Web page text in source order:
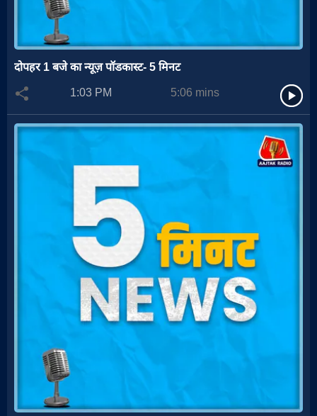
दोपहर 1 बजे का न्यूज़ पॉडकास्ट- 5 मिनट
1:03 PM
5:06 mins